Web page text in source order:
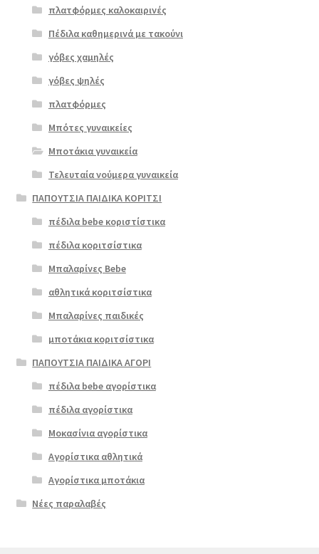
Επιλο
γή
πλατφόρμες καλοκαιρινές
Πέδιλα καθημερινά με τακούνι
γόβες χαμηλές
γόβες ψηλές
πλατφόρμες
Μπότες γυναικείες
Μποτάκια γυναικεία
Τελευταία νούμερα γυναικεία
ΠΑΠΟΥΤΣΙΑ ΠΑΙΔΙΚΑ ΚΟΡΙΤΣΙ
πέδιλα bebe κοριστίστικα
πέδιλα κοριτσίστικα
Μπαλαρίνες Bebe
αθλητικά κοριτσίστικα
Μπαλαρίνες παιδικές
μποτάκια κοριτσίστικα
ΠΑΠΟΥΤΣΙΑ ΠΑΙΔΙΚΑ ΑΓΟΡΙ
πέδιλα bebe αγορίστικα
πέδιλα αγορίστικα
Μοκασίνια αγορίστικα
Αγορίστικα αθλητικά
Αγορίστικα μποτάκια
Νέες παραλαβές